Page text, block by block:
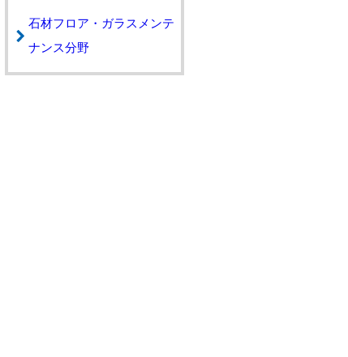
石材フロア・ガラスメンテ
ナンス分野